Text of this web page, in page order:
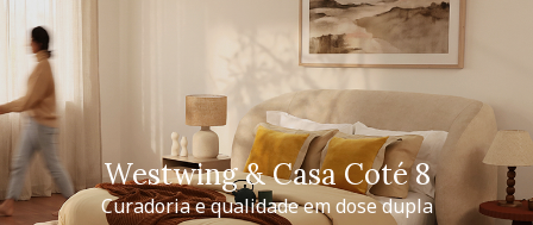
Westwing & Casa Coté 8
Curadoria e qualidade em dose dupla